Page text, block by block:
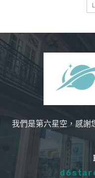
我們是第六星空，感謝